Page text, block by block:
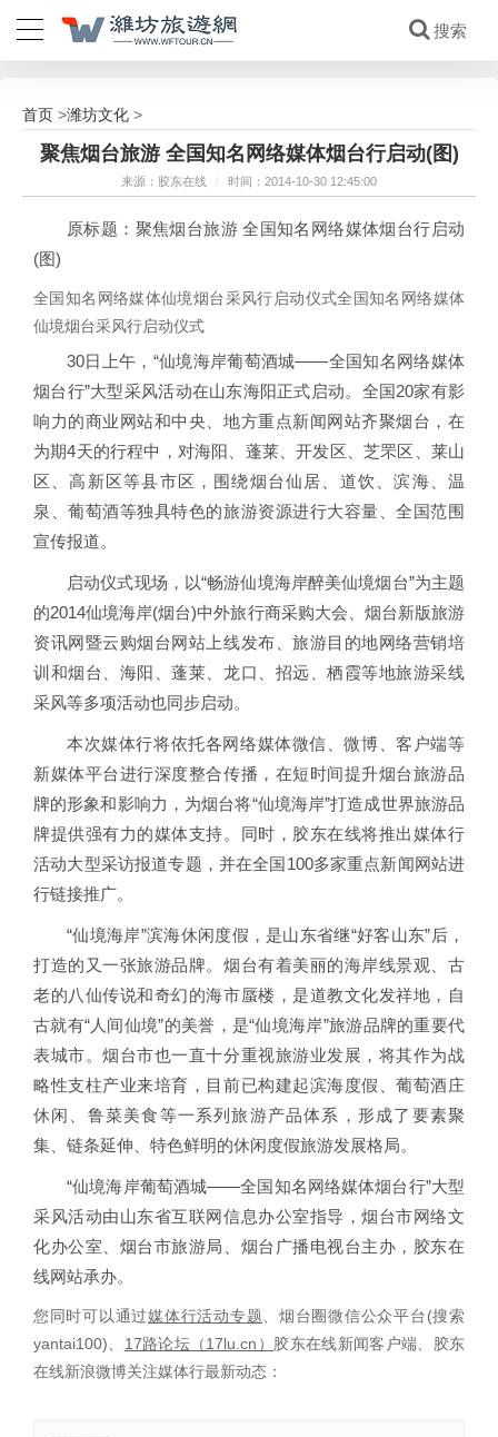
首页 >潍坊文化 >
聚焦烟台旅游 全国知名网络媒体烟台行启动(图)
来源：胶东在线 / 时间：2014-10-30 12:45:00
原标题：聚焦烟台旅游 全国知名网络媒体烟台行启动
(图)
全国知名网络媒体仙境烟台采风行启动仪式全国知名网络媒体
仙境烟台采风行启动仪式
30日上午，“仙境海岸葡萄酒城——全国知名网络媒体
烟台行”大型采风活动在山东海阳正式启动。全国20家有影
响力的商业网站和中央、地方重点新闻网站齐聚烟台，在
为期4天的行程中，对海阳、蓬莱、开发区、芝罘区、莱山
区、高新区等县市区，围绕烟台仙居、道饮、滨海、温
泉、葡萄酒等独具特色的旅游资源进行大容量、全国范围
宣传报道。
启动仪式现场，以“畅游仙境海岸醉美仙境烟台”为主题
的2014仙境海岸(烟台)中外旅行商采购大会、烟台新版旅游
资讯网暨云购烟台网站上线发布、旅游目的地网络营销培
训和烟台、海阳、蓬莱、龙口、招远、栖霞等地旅游采线
采风等多项活动也同步启动。
本次媒体行将依托各网络媒体微信、微博、客户端等
新媒体平台进行深度整合传播，在短时间提升烟台旅游品
牌的形象和影响力，为烟台将“仙境海岸”打造成世界旅游品
牌提供强有力的媒体支持。同时，胶东在线将推出媒体行
活动大型采访报道专题，并在全国100多家重点新闻网站进
行链接推广。
“仙境海岸”滨海休闲度假，是山东省继“好客山东”后，
打造的又一张旅游品牌。烟台有着美丽的海岸线景观、古
老的八仙传说和奇幻的海市蜃楼，是道教文化发祥地，自
古就有“人间仙境”的美誉，是“仙境海岸”旅游品牌的重要代
表城市。烟台市也一直十分重视旅游业发展，将其作为战
略性支柱产业来培育，目前已构建起滨海度假、葡萄酒庄
休闲、鲁菜美食等一系列旅游产品体系，形成了要素聚
集、链条延伸、特色鲜明的休闲度假旅游发展格局。
“仙境海岸葡萄酒城——全国知名网络媒体烟台行”大型
采风活动由山东省互联网信息办公室指导，烟台市网络文
化办公室、烟台市旅游局、烟台广播电视台主办，胶东在
线网站承办。
您同时可以通过媒体行活动专题 、烟台圈微信公众平台(搜索
yantai100)、 17路论坛（17lu.cn）
胶东在线新闻客户端、胶东
在线新浪微博关注媒体行最新动态：